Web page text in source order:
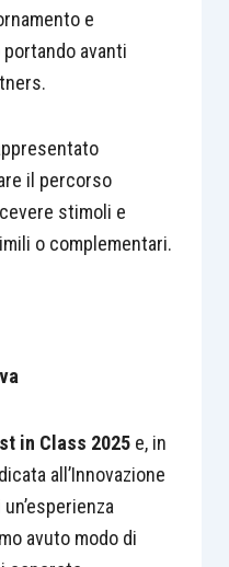
e
avanti
il percorso
stimoli e
o complementari.
in Class 2025e, in
all’Innovazione
avuto modo di